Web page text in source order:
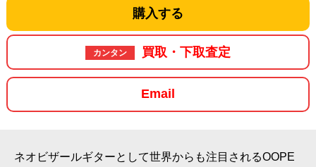
購入する
カンタン 買取・下取査定
Email
ネオビザールギターとして世界からも注目されるOOPE